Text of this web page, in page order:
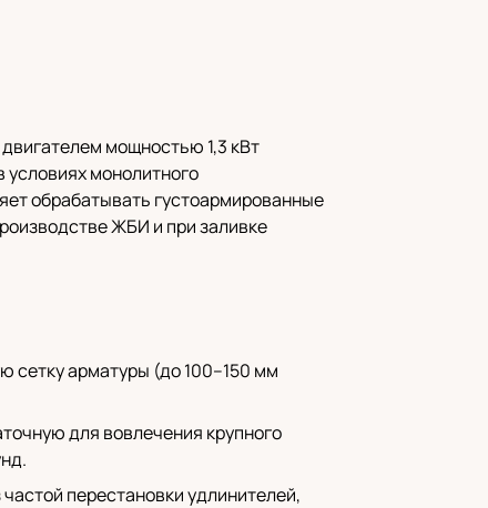
мощностью 1,3 кВт
монолитного
обрабатывать густоармированные
ЖБИ и при заливке
сетку арматуры (до 100–150 мм
для вовлечения крупного
перестановки удлинителей,